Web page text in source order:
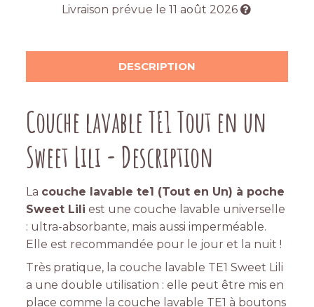
Livraison prévue le 11 août 2026
DESCRIPTION
Couche lavable TE1 Tout en un
Sweet Lili - Description
La couche lavable te1 (Tout en Un) à poche
Sweet Lili est une couche lavable universelle
: ultra-absorbante, mais aussi imperméable.
Elle est recommandée pour le jour et la nuit !
Très pratique, la couche lavable TE1 Sweet Lili
a une double utilisation : elle peut être mis en
place comme la couche lavable TE1 à boutons